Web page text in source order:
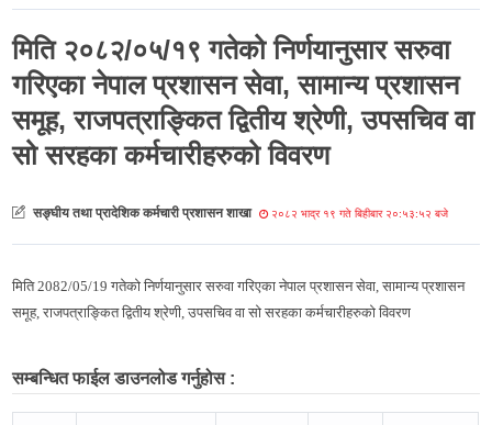
मिति २०८२/०५/१९ गतेको निर्णयानुसार सरुवा
गरिएका नेपाल प्रशासन सेवा, सामान्य प्रशासन
समूह, राजपत्राङ्कित द्वितीय श्रेणी, उपसचिव वा
सो सरहका कर्मचारीहरुको विवरण
सङ्घीय तथा प्रादेशिक कर्मचारी प्रशासन शाखा २०८२ भाद्र १९ गते बिहीबार २०:५३:५२ बजे
मिति 2082/05/19 गतेको निर्णयानुसार सरुवा गरिएका नेपाल प्रशासन सेवा, सामान्य प्रशासन
समूह, राजपत्राङ्कित द्वितीय श्रेणी, उपसचिव वा सो सरहका कर्मचारीहरुको विवरण
सम्बन्धित फाईल डाउनलोड गर्नुहोस :